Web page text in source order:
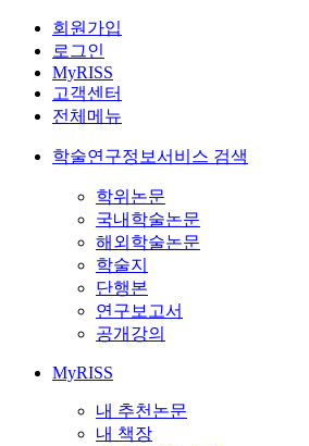
회원가입
로그인
MyRISS
고객센터
전체메뉴
학술연구정보서비스 검색
학위논문
국내학술논문
해외학술논문
학술지
단행본
연구보고서
공개강의
MyRISS
내 추천논문
내 책장